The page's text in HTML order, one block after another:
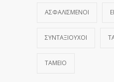
ΑΣΦΑΛΙΣΜΕΝΟΙ
ΣΥΝΤΑΞΙΟΥΧΟΙ
ΤΑΜΕΙΟ